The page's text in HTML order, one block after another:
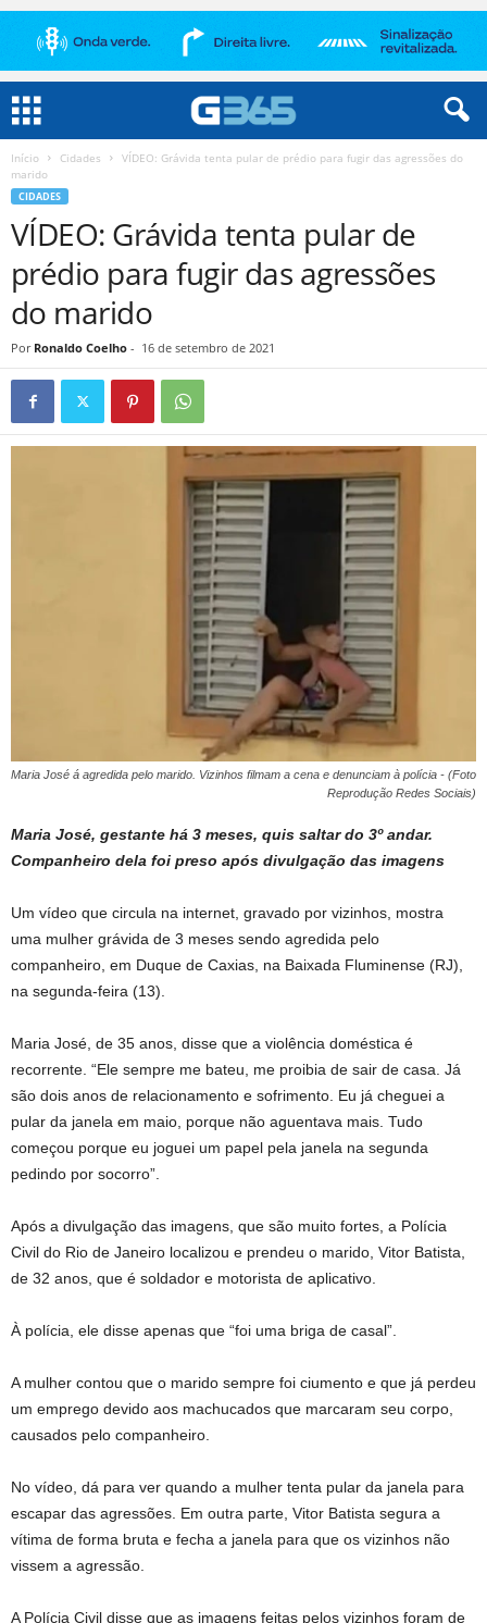
Início Cidades
VÍDEO: Grávida tenta pular de prédio para fugir das agressões do
marido
CIDADES
VÍDEO: Grávida tenta pular de
prédio para fugir das agressões
do marido
Por Ronaldo Coelho - 16 de setembro de 2021
Maria José á agredida pelo marido. Vizinhos filmam a cena e denunciam à polícia - (Foto
Reprodução Redes Sociais)
Maria José, gestante há 3 meses, quis saltar do 3º andar.
Companheiro dela foi preso após divulgação das imagens
Um vídeo que circula na internet, gravado por vizinhos, mostra
uma mulher grávida de 3 meses sendo agredida pelo
companheiro, em Duque de Caxias, na Baixada Fluminense (RJ),
na segunda-feira (13).
Maria José, de 35 anos, disse que a violência doméstica é
recorrente. “Ele sempre me bateu, me proibia de sair de casa. Já
são dois anos de relacionamento e sofrimento. Eu já cheguei a
pular da janela em maio, porque não aguentava mais. Tudo
começou porque eu joguei um papel pela janela na segunda
pedindo por socorro”.
Após a divulgação das imagens, que são muito fortes, a Polícia
Civil do Rio de Janeiro localizou e prendeu o marido, Vitor Batista,
de 32 anos, que é soldador e motorista de aplicativo.
À polícia, ele disse apenas que “foi uma briga de casal”.
A mulher contou que o marido sempre foi ciumento e que já perdeu
um emprego devido aos machucados que marcaram seu corpo,
causados pelo companheiro.
No vídeo, dá para ver quando a mulher tenta pular da janela para
escapar das agressões. Em outra parte, Vitor Batista segura a
vítima de forma bruta e fecha a janela para que os vizinhos não
vissem a agressão.
A Polícia Civil disse que as imagens feitas pelos vizinhos foram de